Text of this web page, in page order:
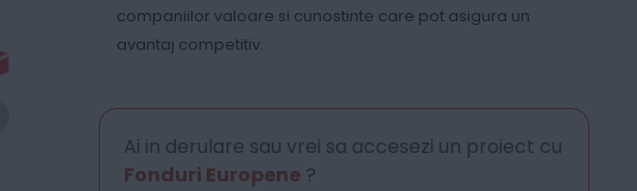
companiilor valoare si cunostinte care pot asigura un
avantaj competitiv.
Ai in derulare sau vrei sa accesezi un proiect cu
Fonduri Europene?